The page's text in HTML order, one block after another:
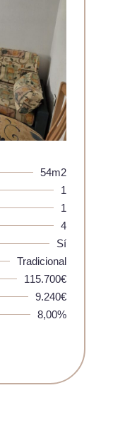
54m2
1
1
4
Sí
Tradicional
115.700€
9.240€
8,00%